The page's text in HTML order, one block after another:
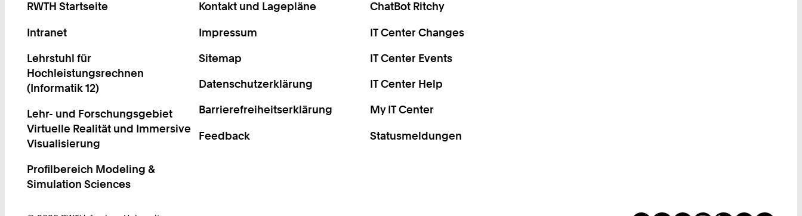
RWTH Startseite
Intranet
Lehrstuhl für
Hochleistungsrechnen
(Informatik 12)
Lehr- und Forschungsgebiet
Virtuelle Realität und Immersive
Visualisierung
Profilbereich Modeling &
Simulation Sciences
Kontakt und Lagepläne
Impressum
Sitemap
Datenschutzerklärung
Barrierefreiheitserklärung
Feedback
ChatBot Ritchy
IT Center Changes
IT Center Events
IT Center Help
My IT Center
Statusmeldungen